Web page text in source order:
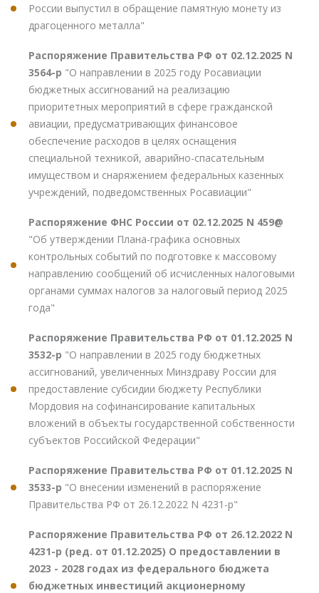
России выпустил в обращение памятную монету из
драгоценного металла"
Распоряжение Правительства РФ от 02.12.2025 N
3564-р "О направлении в 2025 году Росавиации
бюджетных ассигнований на реализацию
приоритетных мероприятий в сфере гражданской
авиации, предусматривающих финансовое
обеспечение расходов в целях оснащения
специальной техникой, аварийно-спасательным
имуществом и снаряжением федеральных казенных
учреждений, подведомственных Росавиации"
Распоряжение ФНС России от 02.12.2025 N 459@
"Об утверждении Плана-графика основных
контрольных событий по подготовке к массовому
направлению сообщений об исчисленных налоговыми
органами суммах налогов за налоговый период 2025
года"
Распоряжение Правительства РФ от 01.12.2025 N
3532-р "О направлении в 2025 году бюджетных
ассигнований, увеличенных Минздраву России для
предоставление субсидии бюджету Республики
Мордовия на софинансирование капитальных
вложений в объекты государственной собственности
субъектов Российской Федерации"
Распоряжение Правительства РФ от 01.12.2025 N
3533-р "О внесении изменений в распоряжение
Правительства РФ от 26.12.2022 N 4231-р"
Распоряжение Правительства РФ от 26.12.2022 N
4231-р (ред. от 01.12.2025) О предоставлении в
2023 - 2028 годах из федерального бюджета
бюджетных инвестиций акционерному